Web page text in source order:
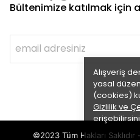
Alışveriş
yasal
(cookies)
Gizlilik ve
Bültenimize katılmak için
©2023 Tüm Hakları